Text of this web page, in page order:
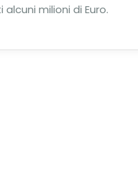
milioni di Euro.